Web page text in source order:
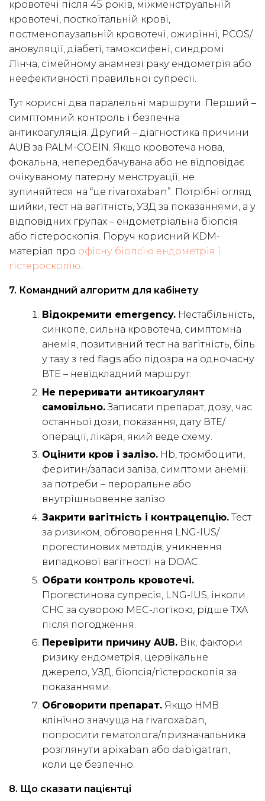
кровотечі після 45 років, міжменструальній
кровотечі, посткоїтальній крові,
постменопаузальній кровотечі, ожирінні, PCOS/
ановуляції, діабеті, тамоксифені, синдромі
Лінча, сімейному анамнезі раку ендометрія або
неефективності правильної супресії.
Тут корисні два паралельні маршрути. Перший –
симптомний контроль і безпечна
антикоагуляція. Другий – діагностика причини
AUB за PALM-COEIN. Якщо кровотеча нова,
фокальна, непередбачувана або не відповідає
очікуваному патерну менструації, не
зупиняйтеся на “це rivaroxaban”. Потрібні огляд
шийки, тест на вагітність, УЗД за показаннями, а у
відповідних групах – ендометріальна біопсія
або гістероскопія. Поруч корисний KDM-
матеріал про офісну біопсію ендометрія і
гістероскопію.
7. Командний алгоритм для кабінету
Відокремити emergency. Нестабільність,
синкопе, сильна кровотеча, симптомна
анемія, позитивний тест на вагітність, біль
у тазу з red flags або підозра на одночасну
ВТЕ – невідкладний маршрут.
Не переривати антикоагулянт
самовільно.Записати препарат, дозу, час
останньої дози, показання, дату ВТЕ/
операції, лікаря, який веде схему.
Оцінити кров і залізо. Hb, тромбоцити,
феритин/запаси заліза, симптоми анемії;
за потреби – пероральне або
внутрішньовенне залізо.
Закрити вагітність і контрацепцію. Тест
за ризиком, обговорення LNG-IUS/
прогестинових методів, уникнення
випадкової вагітності на DOAC.
Обрати контроль кровотечі.
Прогестинова супресія, LNG-IUS, інколи
CHC за суворою MEC-логікою, рідше TXA
після погодження.
Перевірити причину AUB. Вік, фактори
ризику ендометрія, цервікальне
джерело, УЗД, біопсія/гістероскопія за
показаннями.
Обговорити препарат. Якщо HMB
клінічно значуща на rivaroxaban,
попросити гематолога/призначальника
розглянути apixaban або dabigatran,
коли це безпечно.
8. Що сказати пацієнтці